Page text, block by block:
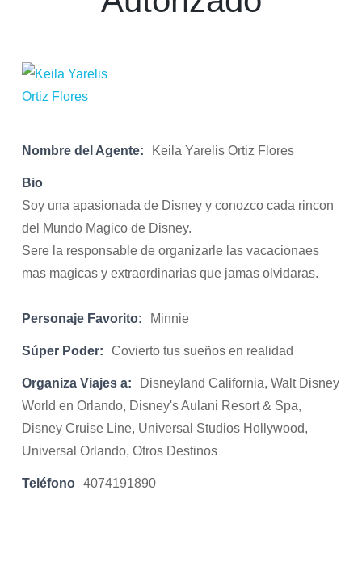
Nombre del Agente: Keila Yarelis Ortiz Flores
Bio
Soy una apasionada de Disney y conozco cada rincon
del Mundo Magico de Disney.
Sere la responsable de organizarle las vacacionaes
mas magicas y extraordinarias que jamas olvidaras.
Personaje Favorito: Minnie
Súper Poder: Covierto tus sueños en realidad
Organiza Viajes a:
Disneyland California, Walt Disney
World en Orlando, Disney's Aulani Resort & Spa,
Disney Cruise Line, Universal Studios Hollywood,
Universal Orlando, Otros Destinos
Teléfono 4074191890